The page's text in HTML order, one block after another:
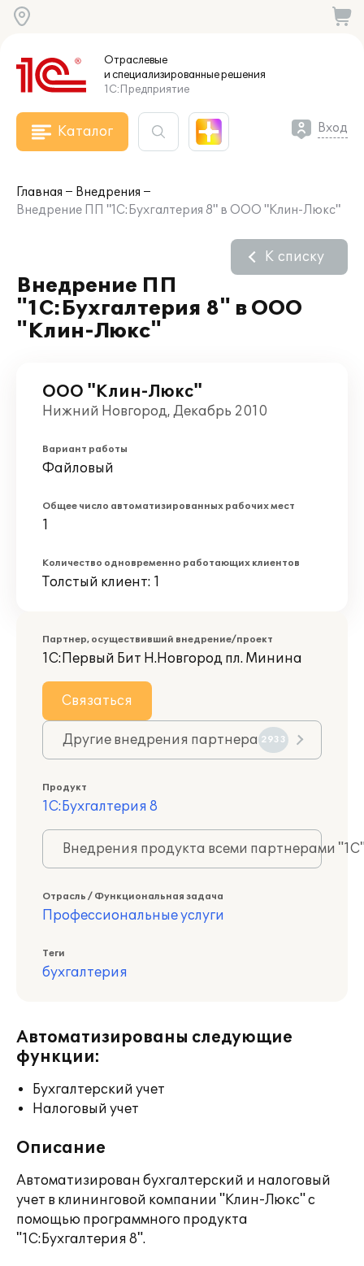
Отраслевые
и специализированныерешения
1С:Предприятие
Каталог Вход
Главная
Внедрения
Внедрение ПП "1С:Бухгалтерия 8" в ООО "Клин-Люкс"
Внедрение ПП
"1С:Бухгалтерия 8" в ООО
"Клин-Люкс"
К списку
ООО "Клин-Люкс"
Нижний Новгород, Декабрь 2010
Вариант работы
Файловый
Общее число автоматизированных рабочих мест
1
Количество одновременно работающих клиентов
Толстый клиент: 1
Партнер, осуществивший внедрение/проект
1С:Первый Бит Н.Новгород пл. Минина
Связаться
Другие внедрения партнера 2933
Продукт
1С:Бухгалтерия 8
Внедрения продукта всеми партнерами
Отрасль / Функциональная задача
Профессиональные услуги
Теги
бухгалтерия
Автоматизированы следующие
функции:
Бухгалтерский учет
Налоговый учет
Описание
Автоматизирован бухгалтерский и налоговый
учет в клининговой компании "Клин-Люкс" с
помощью программного продукта
"1С:Бухгалтерия 8".